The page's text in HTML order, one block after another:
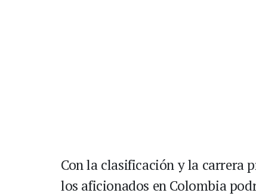
Con la clasificación y la carrera
los aficionados en Colombia